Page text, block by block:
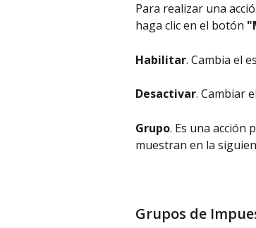
Para realizar una
haga clic en el botón
Habilitar. Cambia el
Desactivar. Cambiar
Grupo. Es una acción
muestran en la
Grupos de